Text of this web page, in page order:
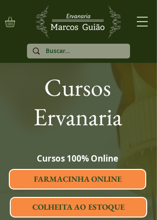
Cursos
Ervanaria
Cursos 100% Online
FARMACINHA ONLINE
COLHEITA AO ESTOQUE